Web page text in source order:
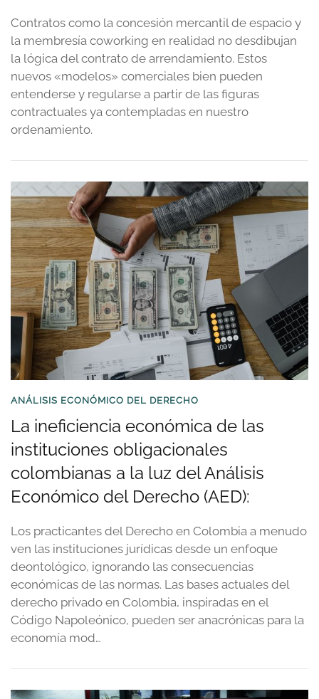
Contratos como la concesión mercantil de espacio y
la membresía coworking en realidad no desdibujan
la lógica del contrato de arrendamiento. Estos
nuevos «modelos» comerciales bien pueden
entenderse y regularse a partir de las figuras
contractuales ya contempladas en nuestro
ordenamiento.
ANÁLISIS ECONÓMICO DEL DERECHO
La ineficiencia económica de las
instituciones obligacionales
colombianas a la luz del Análisis
Económico del Derecho (AED):
Los practicantes del Derecho en Colombia a menudo
ven las instituciones jurídicas desde un enfoque
deontológico, ignorando las consecuencias
económicas de las normas. Las bases actuales del
derecho privado en Colombia, inspiradas en el
Código Napoleónico, pueden ser anacrónicas para la
economía mod…